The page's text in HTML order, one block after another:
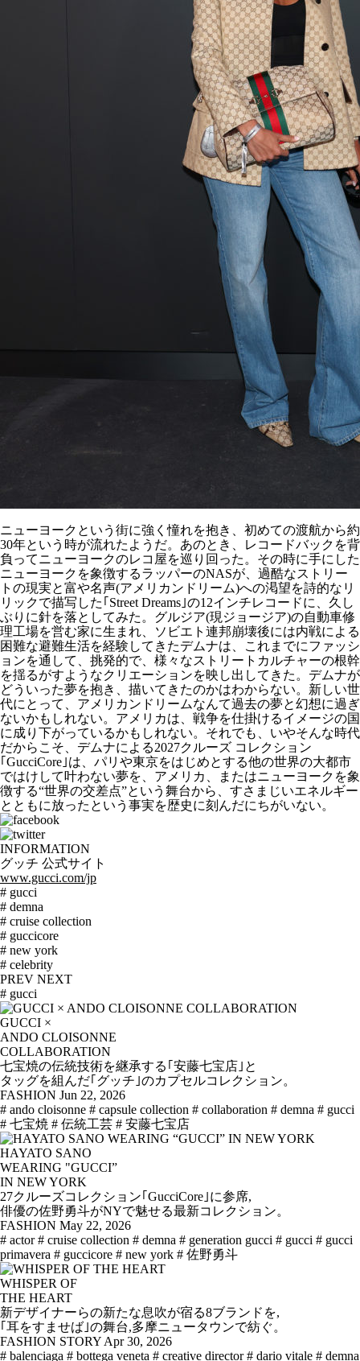
ニューヨークという街に強く憧れを抱き、初めての渡航から約
30年という時が流れたようだ。あのとき、レコードバックを背
負ってニューヨークのレコ屋を巡り回った。その時に手にした
ニューヨークを象徴するラッパーのNASが、過酷なストリー
トの現実と富や名声(アメリカンドリーム)への渇望を詩的なリ
リックで描写した｢Street Dreams｣の12インチレコードに、久し
ぶりに針を落としてみた。グルジア(現ジョージア)の自動車修
理工場を営む家に生まれ、ソビエト連邦崩壊後には内戦による
困難な避難生活を経験してきたデムナは、これまでにファッシ
ョンを通して、挑発的で、様々なストリートカルチャーの根幹
を揺るがすようなクリエーションを映し出してきた。デムナが
どういった夢を抱き、描いてきたのかはわからない。新しい世
代にとって、アメリカンドリームなんて過去の夢と幻想に過ぎ
ないかもしれない。アメリカは、戦争を仕掛けるイメージの国
に成り下がっているかもしれない。それでも、いやそんな時代
だからこそ、デムナによる2027クルーズ コレクション
｢GucciCore｣は、パリや東京をはじめとする他の世界の大都市
ではけして叶わない夢を、アメリカ、またはニューヨークを象
徴する“世界の交差点”という舞台から、すさまじいエネルギー
とともに放ったという事実を歴史に刻んだにちがいない。
INFORMATION
グッチ 公式サイト
www.gucci.com/jp
# gucci
# demna
# cruise collection
# guccicore
# new york
# celebrity
PREV NEXT
# gucci
GUCCI ×
ANDO CLOISONNE
COLLABORATION
七宝焼の伝統技術を継承する｢安藤七宝店｣と
タッグを組んだ｢グッチ｣のカプセルコレクション。
FASHION Jun 22, 2026
# ando cloisonne # capsule collection # collaboration # demna # gucci
# 七宝焼 # 伝統工芸 # 安藤七宝店
HAYATO SANO
WEARING "GUCCI”
IN NEW YORK
27クルーズコレクション｢GucciCore｣に参席,
俳優の佐野勇斗がNYで魅せる最新コレクション。
FASHION May 22, 2026
# actor # cruise collection # demna # generation gucci # gucci # gucci
primavera # guccicore # new york # 佐野勇斗
WHISPER OF
THE HEART
新デザイナーらの新たな息吹が宿る8ブランドを,
｢耳をすませば｣の舞台,多摩ニュータウンで紡ぐ。
FASHION STORY Apr 30, 2026
# balenciaga # bottega veneta # creative director # dario vitale # demna